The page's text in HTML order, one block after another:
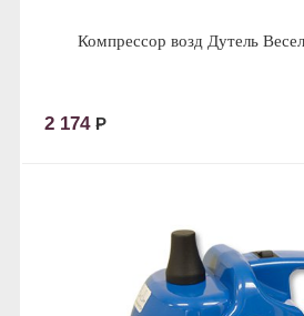
Компрессор возд Дутель
2 174 Р